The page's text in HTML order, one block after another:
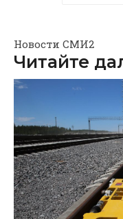
Новости СМИ2
Читайте